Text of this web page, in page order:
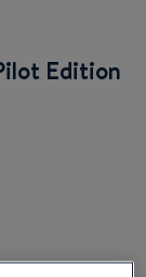
Edition